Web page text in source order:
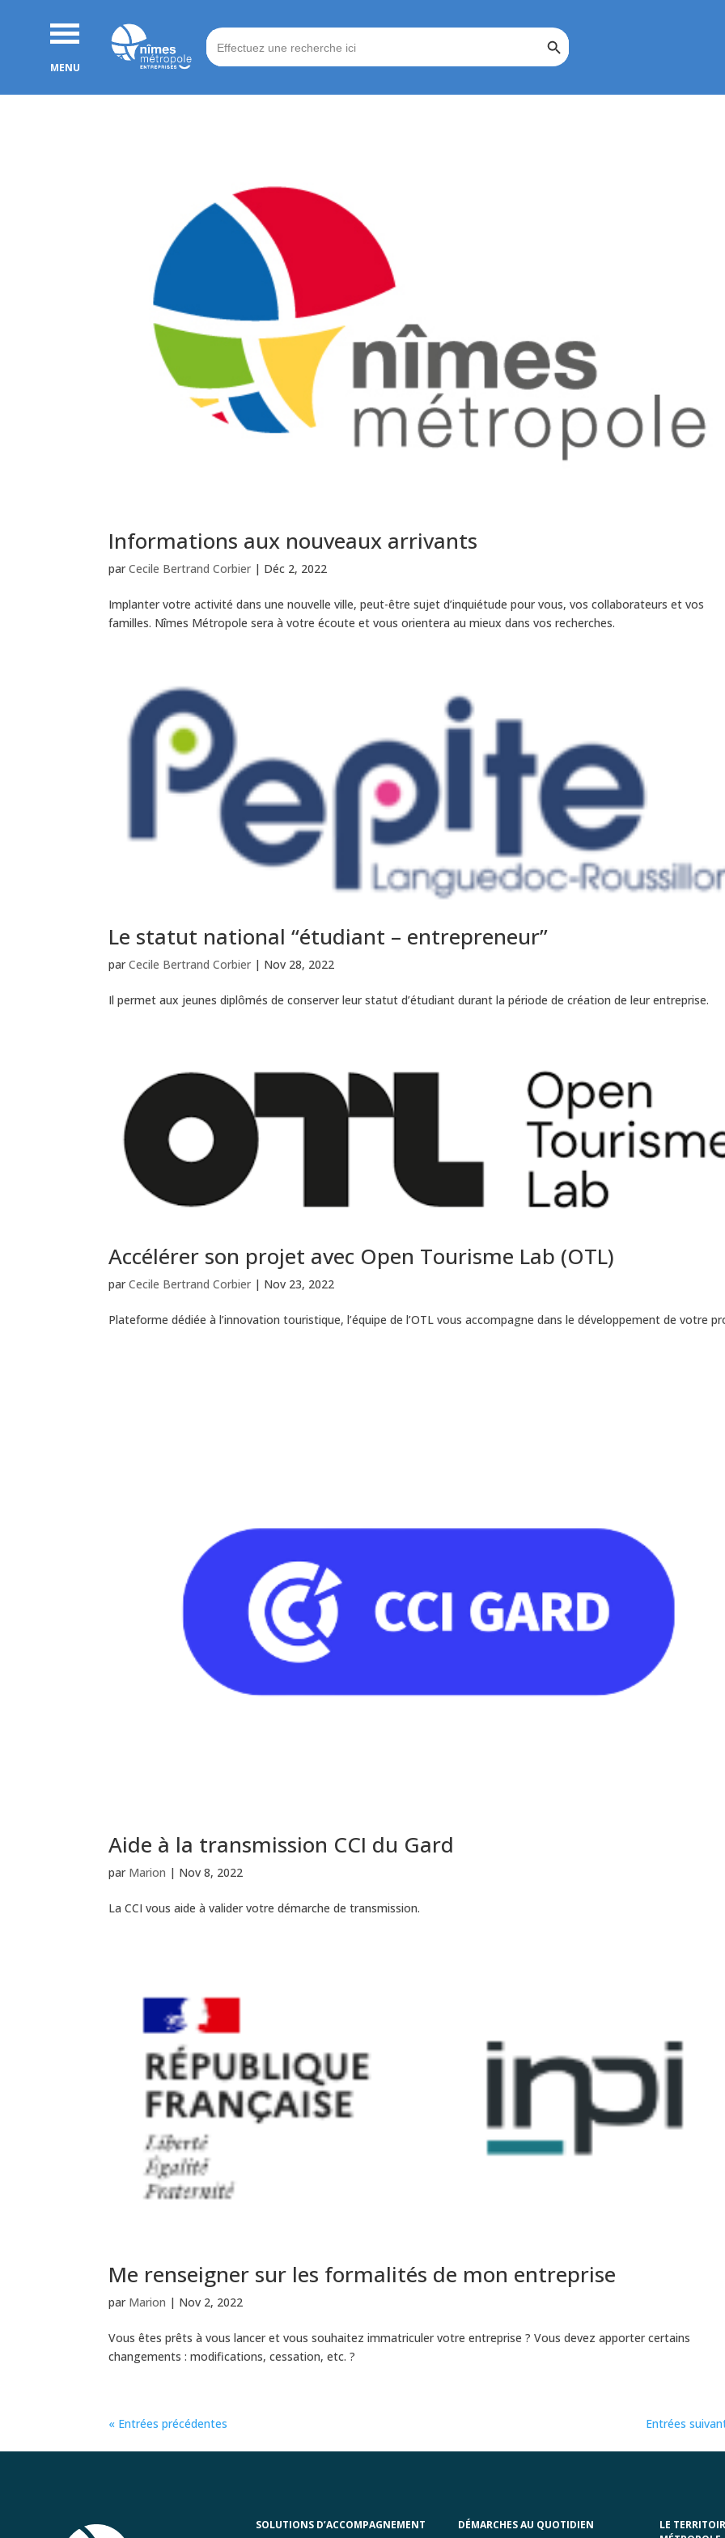
Search
for:
Search Button
Informations aux nouveaux arrivants
parCecile Bertrand Corbier | Déc 2, 2022
Implanter votre activité dans une nouvelle ville, peut-être sujet d’inquiétude pour vous, vos collaborateurs et vos
familles. Nîmes Métropole sera à votre écoute et vous orientera au mieux dans vos recherches.
Le statut national “étudiant – entrepreneur”
parCecile Bertrand Corbier | Nov 28, 2022
Il permet aux jeunes diplômés de conserver leur statut d’étudiant durant la période de création de leur entreprise.
Accélérer son projet avec Open Tourisme Lab (OTL)
parCecile Bertrand Corbier | Nov 23, 2022
Plateforme dédiée à l’innovation touristique, l’équipe de l’OTL vous accompagne dans le développement de votre
Aide à la transmission CCI du Gard
par Marion | Nov 8, 2022
La CCI vous aide à valider votre démarche de transmission.
Me renseigner sur les formalités de mon entreprise
par Marion | Nov 2, 2022
Vous êtes prêts à vous lancer et vous souhaitez immatriculer votre entreprise ? Vous devez apporter certains
changements : modifications, cessation, etc. ?
« Entrées précédentes Entrées
SOLUTIONS D’ACCOMPAGNEMENT DÉMARCHES AU QUOTIDIEN
LE